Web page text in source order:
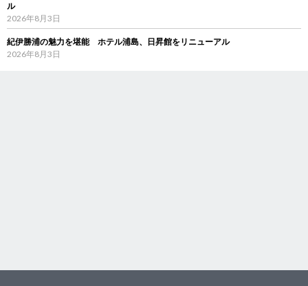
ル
2026年8月3日
紀伊勝浦の魅力を堪能 ホテル浦島、日昇館をリニューアル
2026年8月3日